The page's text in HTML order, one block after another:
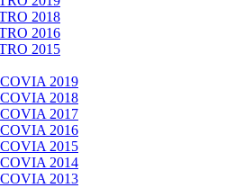
2018
2016
2015
2019
2018
2017
2016
2015
2014
2013